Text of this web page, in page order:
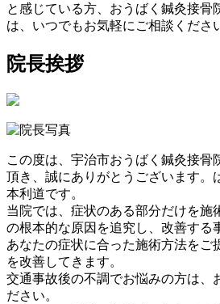
と感じている方、おうばく鍼灸接骨
は、いつでもお気軽にご相談くださ
院長挨拶
この度は、宇治市おうばく鍼灸接骨
頂き、誠にありがとうございます。
本利道です。
当院では、症状のある部分だけを施
の根本的な原因を追究し、改善する
あなたの症状に合った施術方法をご
を改善してきます。
交通事故後の不調でお悩みの方は、
ださい。